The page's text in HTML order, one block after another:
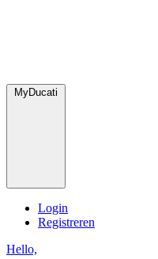
MyDucati
Login
Registreren
Hello,